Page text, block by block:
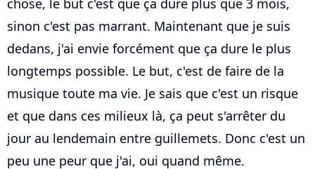
chose, le but c'est que ça dure plus que 3 mois,
sinon c'est pas marrant. Maintenant que je suis
dedans, j'ai envie forcément que ça dure le plus
longtemps possible. Le but, c'est de faire de la
musique toute ma vie. Je sais que c'est un risque
et que dans ces milieux là, ça peut s'arrêter du
jour au lendemain entre guillemets. Donc c'est un
peu une peur que j'ai, oui quand même.